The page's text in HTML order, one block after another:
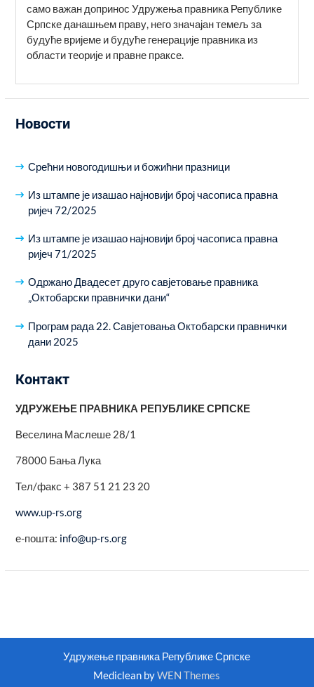
само важан допринос Удружења правника Републике
Српске данашњем праву, него значајан темељ за
будуће вријеме и будуће генерације правника из
области теорије и правне праксе.
Новости
Срећни новогодишњи и божићни празници
Из штампе је изашао најновији број часописа правна
ријеч 72/2025
Из штампе је изашао најновији број часописа правна
ријеч 71/2025
Одржано Двадесет друго савјетовање правника
„Октобарски правнички дани“
Програм рада 22. Савјетовања Октобарски правнички
дани 2025
Контакт
УДРУЖЕЊЕ ПРАВНИКА РЕПУБЛИКЕ СРПСКЕ
Веселина Маслеше 28/1
78000 Бања Лука
Тел/факс + 387 51 21 23 20
www.up-rs.org
е-пошта: info@up-rs.org
Удружење правника Репу­бли­ке Српске
Mediclean byWEN Themes